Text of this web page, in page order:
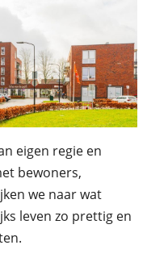
eigen regie en
bewoners,
we naar wat
leven zo prettig en